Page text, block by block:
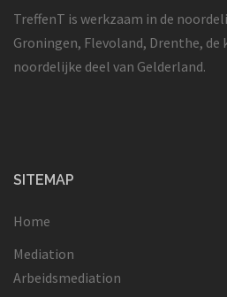
TreffenT is werkzaam in de
Groningen, Flevoland, Drenthe, de
noordelijke deel van Gelderland.
SITEMAP
Home
Mediation
Arbeidsmediation